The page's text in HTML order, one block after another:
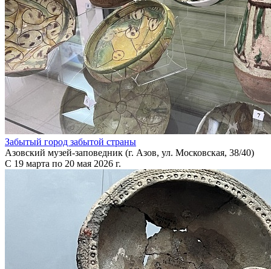
Забытый город забытой страны
Азовский музей-заповедник (г. Азов, ул. Московская, 38/40)
С 19 марта по 20 мая 2026 г.